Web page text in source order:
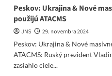
Peskov: Ukrajina & Nové
použijú ATACMS
JNS
29. novembra 2024
Peskov: Ukrajina & Nové
ATACMS: Ruský prezident
zasiahlo ciele...